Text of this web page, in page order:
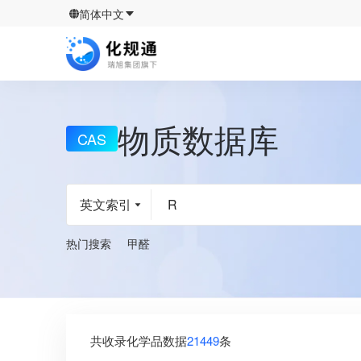
简体中文
CAS 物质数据库
英文索引
热门搜索 甲醛
共收录化学品数据21449条